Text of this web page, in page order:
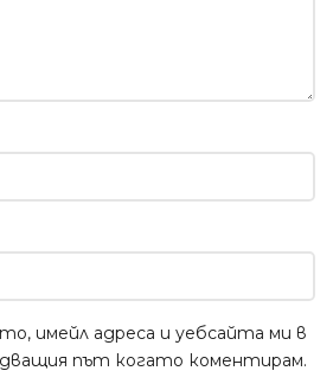
имейл адреса и уебсайта ми в
път когато коментирам.